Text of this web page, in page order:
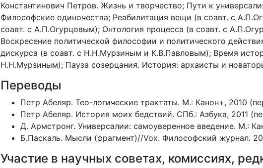
Константинович Петров. Жизнь и творчество; Пути к
Философские одиночества; Реабилитация вещи (в соавт. с
соавт. с А.П.Огурцовым); Онтология процесса (в соавт. с
Воскресение политической философии и политического
дискурса (в соавт. с Н.Н.Мурзиным и К.В.Павловым); Время
Н.Н.Мурзиным); Пауза созерцания. История: архаисты и
Переводы
Петр Абеляр. Тео-логические трактаты. М.: Канон+, 2010
Петр Абеляр. История моих бедствий. СПб.: Азбука, 2011
Д. Армстронг. Универсалии: самоуверенное введение. М.:
Б.Паскаль. Мысли (фрагмент)//Vox. Философский журнал.
Участие в научных советах, комиссиях,